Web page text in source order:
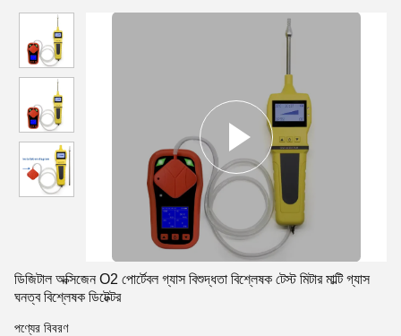
ডিজিটাল অক্সিজেন O2 পোর্টেবল গ্যাস বিশুদ্ধতা বিশ্লেষক টেস্ট মিটার মাল্টি গ্যাস
ঘনত্ব বিশ্লেষক ডিটেক্টর
পণ্যের বিবরণ